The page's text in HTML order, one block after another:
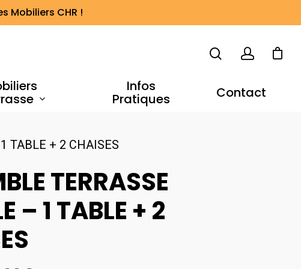
Mobiliers CHR !
Infos
Pratiques Contact
TABLE + 2 CHAISES
TERRASSE
– 1 TABLE + 2